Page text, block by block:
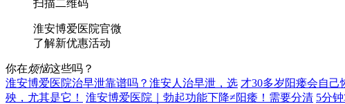
扫描二维码
淮安博爱医院官微
了解新优惠活动
你在烦恼这些吗？
淮安博爱医院治早泄靠谱吗？淮安人治早泄，选 才30多岁阳瘘会自己
殃，尤其是它！
淮安博爱医院｜勃起功能下降≠阳痿！需要分清 5分